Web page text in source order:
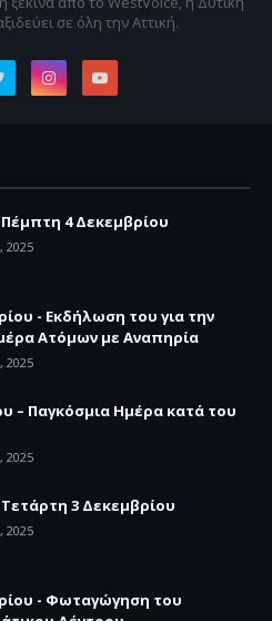
σε όλη την Αττική.
4 Δεκεμβρίου
2025
- Εκδήλωση του για την
Ατόμων με Αναπηρία
2025
– Παγκόσμια Ημέρα κατά του
2025
3 Δεκεμβρίου
2025
- Φωταγώγηση του